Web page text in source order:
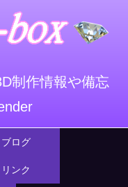
制作情報や備忘
ブログ
リンク